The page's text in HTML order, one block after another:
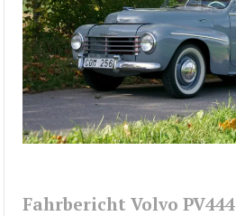
Fahrbericht Volvo PV444